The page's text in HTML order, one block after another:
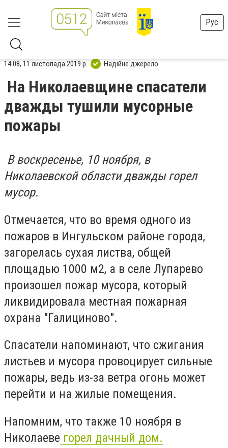
Рус
14:08, 11 листопада 2019 р. Надійне джерело
На Николаевщине спасатели
дважды тушили мусорные
пожары
В воскресенье, 10 ноября, в
Николаевской области дважды горел
мусор.
Отмечается, что во время одного из
пожаров в Ингульском районе города,
загорелась сухая листва, общей
площадью 1000 м2, а в селе Лупарево
произошел пожар мусора, который
ликвидировала местная пожарная
охрана "Галициново".
Спасатели напоминают, что сжигания
листьев и мусора провоцирует сильные
пожары, ведь из-за ветра огонь может
перейти и на жилые помещения.
Напомним, что также 10 ноября в
Николаеве горел дачный дом.